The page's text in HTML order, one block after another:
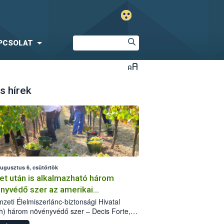
hírek
6, csütörtök
után is alkalmazható három
szer az amerikai
ellen
Élelmiszerlánc-biztonsági Hivatal
három növényvédő szer – Decis Forte,
24 EW, Oroganic – engedélyokiratát